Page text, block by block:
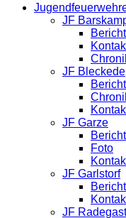
JF
JF Bleckede
JF Garze
Foto
JF Garlstorf
JF Radegast